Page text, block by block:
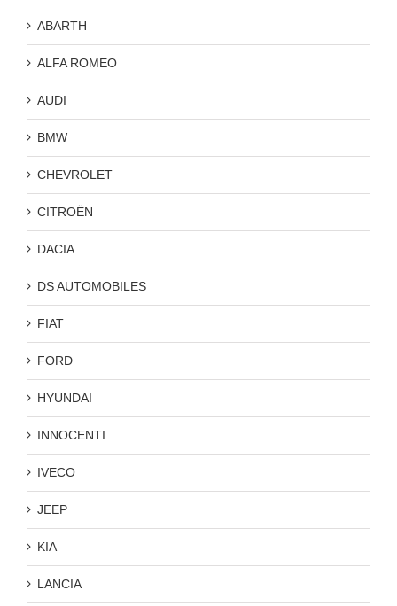
ABARTH
ALFA ROMEO
AUDI
BMW
CHEVROLET
CITROËN
DACIA
DS AUTOMOBILES
FIAT
FORD
HYUNDAI
INNOCENTI
IVECO
JEEP
KIA
LANCIA